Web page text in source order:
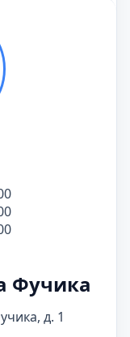
Фучика
д. 1